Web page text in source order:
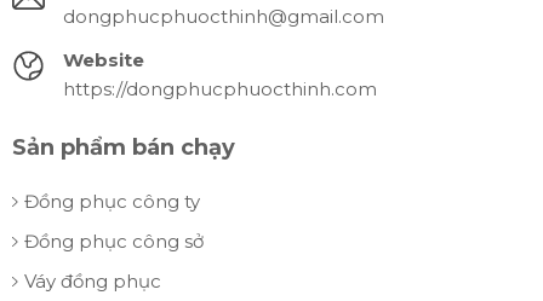
dongphucphuocthinh@gmail.com
Website
https://dongphucphuocthinh.com
Sản phẩm bán chạy
Đồng phục công ty
Đồng phục công sở
Váy đồng phục